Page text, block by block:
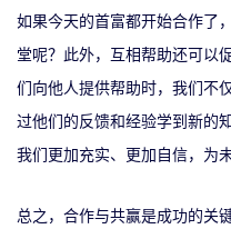
如果今天的首富都开始合作了
堂呢？ 此外， 互相帮助还可以
们向他人提供帮助时，我们不
过他们的反馈和经验学到新的
我们更加充实、更加自信，为
总之，合作与共赢是成功的关